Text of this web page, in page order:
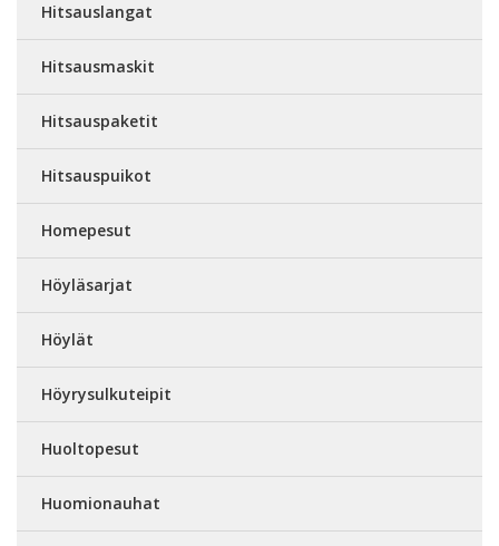
Hitsauslangat
Hitsausmaskit
Hitsauspaketit
Hitsauspuikot
Homepesut
Höyläsarjat
Höylät
Höyrysulkuteipit
Huoltopesut
Huomionauhat